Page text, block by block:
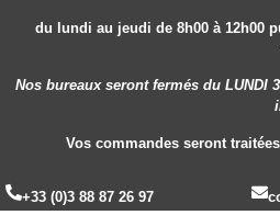
du lundi au jeudi de 8h00 à 12h00
Nos bureaux seront fermés du LUNDI
Vos commandes seront
+33 (0)3 88 87 26 97